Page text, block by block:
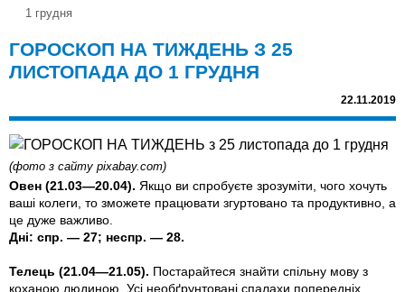
1 грудня
ГОРОСКОП НА ТИЖДЕНЬ З 25
ЛИСТОПАДА ДО 1 ГРУДНЯ
22.11.2019
(фото з сайту pixabay.com)
Овен (21.03—20.04). Якщо ви спробуєте зрозуміти, чого хочуть
ваші колеги, то зможете працювати згуртовано та продуктивно, а
це дуже важливо.
Дні: спр. — 27; неспр. — 28.
Телець (21.04—21.05). Постарайтеся знайти спiльну мову з
коханою людиною. Усi необґрунтовані спалахи попередніх